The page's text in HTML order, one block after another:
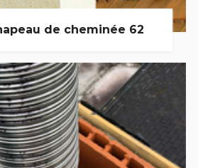
de cheminée 62